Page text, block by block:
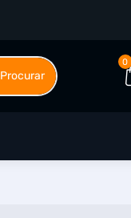
Procurar
0